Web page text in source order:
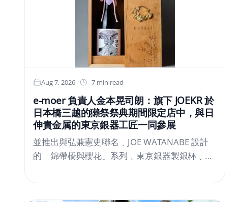
Aug 7, 2026 7 min read
e-moer 負責人金本晃司朗：旗下 JOEKR 於
日本橋三越的獺祭祭典期間限定店中，與日
伸貴金属的東京銀器工匠一同參展
並推出與弘兼憲史聯名﹑JOE WATANABE 設計
的「錦帶橋與櫻花」系列﹑東京銀器製銀杯﹑與